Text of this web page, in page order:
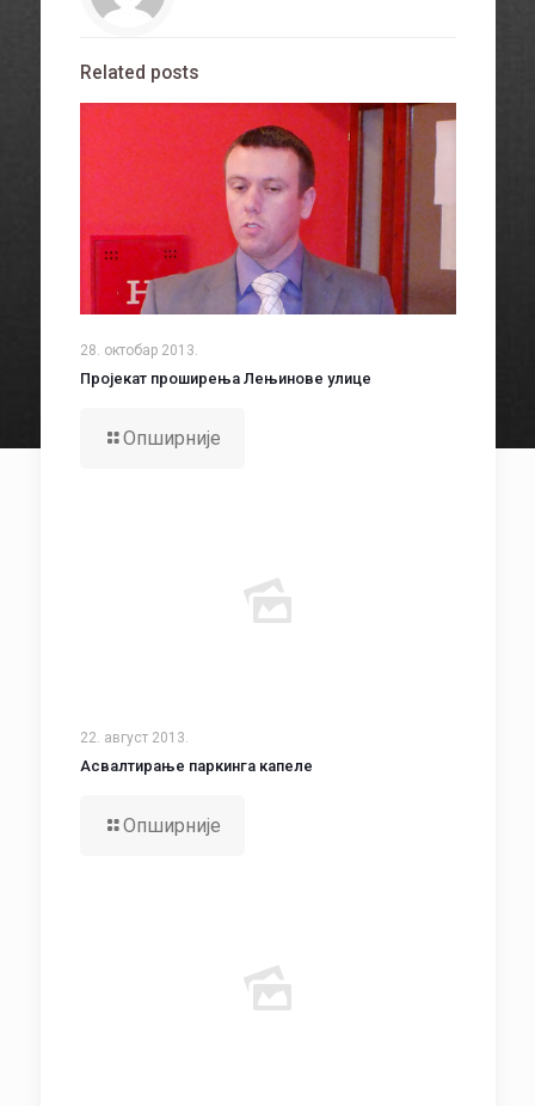
Related posts
28. октобар 2013.
Пројекат проширења Лењинове улице
Опширније
22. август 2013.
Асвалтирање паркинга капеле
Опширније